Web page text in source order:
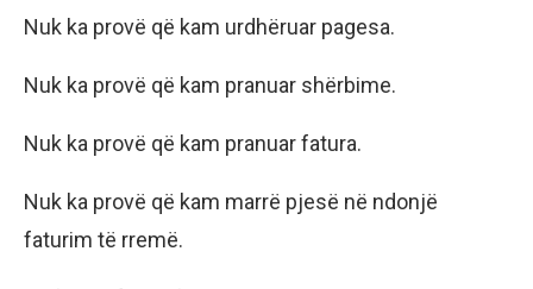
Nuk ka provë që kam urdhëruar pagesa.
Nuk ka provë që kam pranuar shërbime.
Nuk ka provë që kam pranuar fatura.
Nuk ka provë që kam marrë pjesë në ndonjë
faturim të rremë.